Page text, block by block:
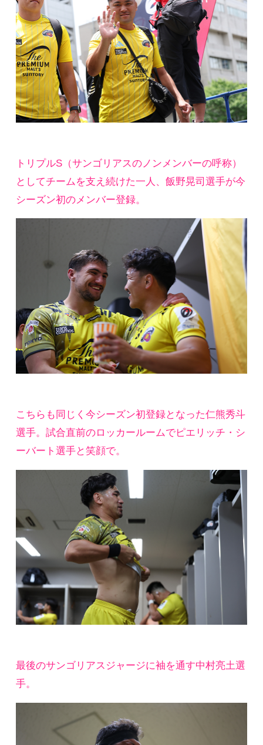
トリプルS（サンゴリアスのノンメンバーの呼称）
としてチームを支え続けた一人、飯野晃司選手が今
シーズン初のメンバー登録。
こちらも同じく今シーズン初登録となった仁熊秀斗
選手。試合直前のロッカールームでピエリッチ・シ
ーバート選手と笑顔で。
最後のサンゴリアスジャージに袖を通す中村亮土選
手。